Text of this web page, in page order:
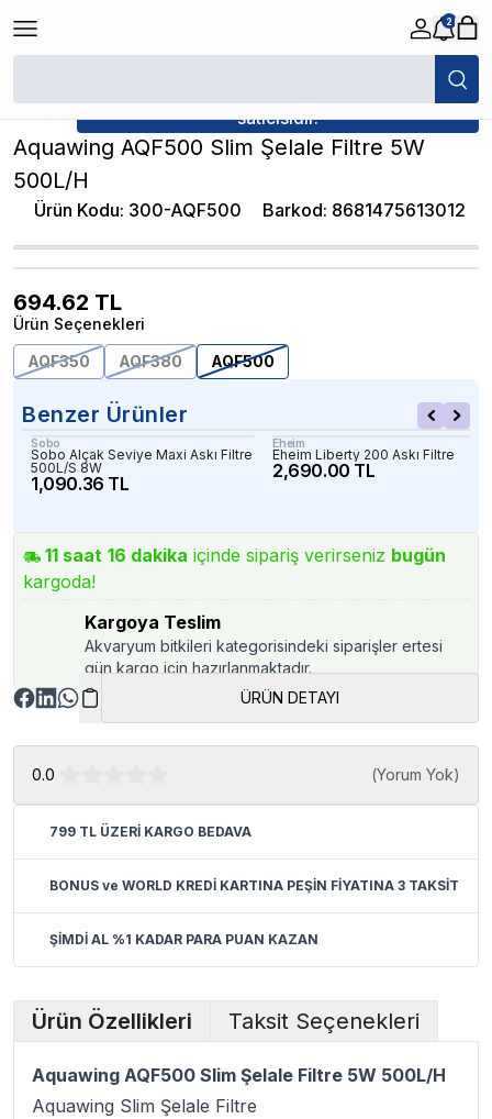
2
/ Aquawing AQF500 Slim Şelale Filtre 5W
satıcısıdır.
Aquawing AQF500 Slim Şelale Filtre 5W
500L/H
Ürün Kodu: 300-AQF500 Barkod: 8681475613012
694.62 TL
Ürün Seçenekleri
AQF350
AQF380 AQF500
Benzer Ürünler
Sobo
Sobo Alçak Seviye Maxi Askı Filtre
500L/S 8W
1,090.36 TL
Eheim
Eheim Liberty 200 Askı Filtre
2,690.00 TL
11 saat 16 dakika içinde sipariş verirseniz bugün
kargoda!
Kargoya Teslim
Akvaryum bitkileri kategorisindeki siparişler ertesi
gün kargo için hazırlanmaktadır.
ÜRÜN DETAYI
0.0 (Yorum Yok)
799 TL ÜZERİ KARGO BEDAVA
BONUS ve WORLD KREDİ KARTINA PEŞİN FİYATINA 3 TAKSİT
ŞİMDİ AL %1 KADAR PARA PUAN KAZAN
Ürün Özellikleri Taksit Seçenekleri
Aquawing AQF500 Slim Şelale Filtre 5W 500L/H
Aquawing Slim Şelale Filtre